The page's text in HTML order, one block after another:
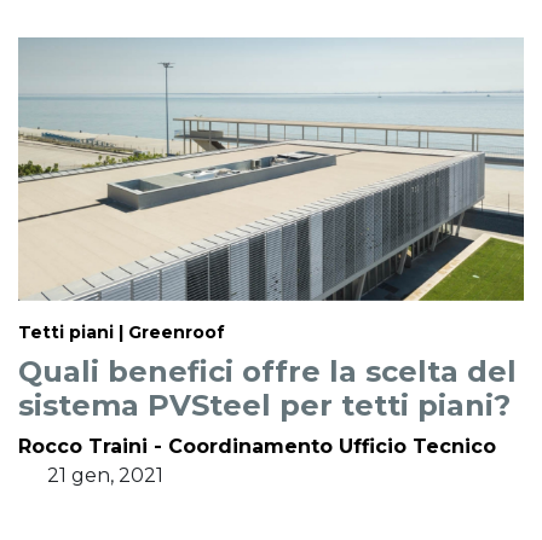
Tetti piani | Greenroof
Quali benefici offre la scelta del
sistema PVSteel per tetti piani?
Rocco Traini - Coordinamento Ufficio Tecnico
21 gen, 2021